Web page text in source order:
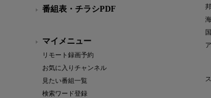
番組表・チラシPDF
マイメニュー
リモート録画予約
お気に入りチャンネル
見たい番組一覧
検索ワード登録